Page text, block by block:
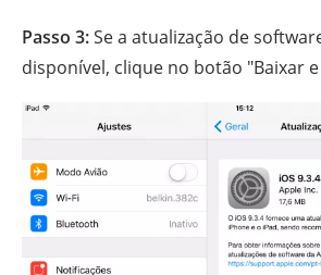
Passo 3:Se a atualização de
disponível, clique no botão "Baixar